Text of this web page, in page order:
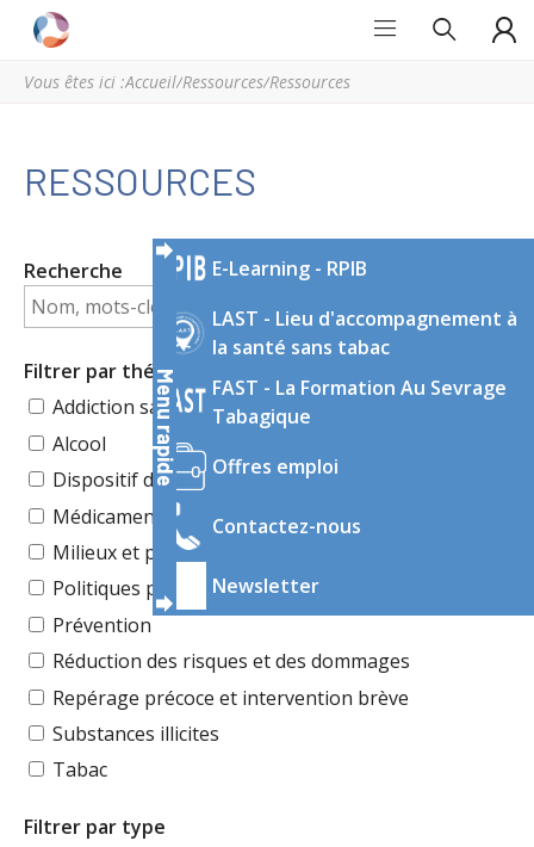
Est
régional
d’expertise
addictologie
du
Grand
Est
Menu rapide
E-Learning - RPIB
LAST - Lieu d'accompagnement à
la santé sans tabac
FAST - La Formation Au Sevrage
Tabagique
Offres emploi
Contactez-nous
Newsletter
Vous êtes ici :Accueil/Ressources/Ressources
RESSOURCES
Recherche
Filtrer par thématique
Addiction sans substance
Alcool
Dispositif de soin, d’accompagnement
Médicaments/Médicaments détournés
Milieux et publics
Politiques publiques
Prévention
Réduction des risques et des dommages
Repérage précoce et intervention brève
Substances illicites
Tabac
Filtrer par type